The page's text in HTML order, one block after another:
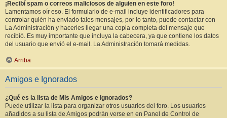
¡Recibí spam o correos maliciosos de alguien en este foro!
Lamentamos oír eso. El formulario de e-mail incluye identificadores para
controlar quién ha enviado tales mensajes, por lo tanto, puede contactar con
La Administración y hacerles llegar una copia completa del mensaje que
recibió. Es muy importante que incluya la cabecera, ya que contiene los datos
del usuario que envió el e-mail. La Administración tomará medidas.
Arriba
Amigos e Ignorados
¿Qué es la lista de Mis Amigos e Ignorados?
Puede utilizar la lista para organizar otros usuarios del foro. Los usuarios
añadidos a su lista de Amigos podrán verse en en Panel de Control de